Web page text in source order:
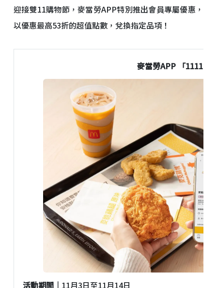
迎接雙11購物節，麥當勞APP特別推出會員專屬優惠，
以優惠最高53折的超值點數，兌換指定品項！
麥當勞APP 「1111
活動期間｜ 11月3日至11月14日